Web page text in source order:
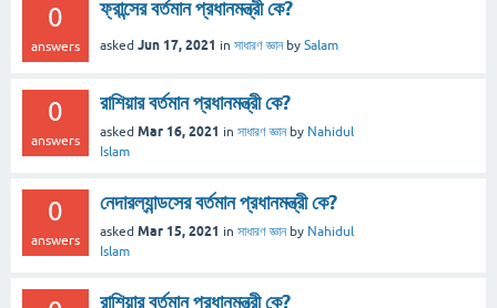
0
answers
ফ্রান্সের বর্তমান প্রধানমন্ত্রী কে?
asked Jun 17, 2021 in সাধারণ জ্ঞান by Salam
0
answers
রাশিয়ার বর্তমান প্রধানমন্ত্রী কে?
asked Mar 16, 2021 in সাধারণ জ্ঞান by Nahidul
Islam
0
answers
নেদারল্যান্ডসের বর্তমান প্রধানমন্ত্রী কে?
asked Mar 15, 2021 in সাধারণ জ্ঞান by Nahidul
Islam
রাশিয়ার বর্তমান প্রধানমন্ত্রী কে?